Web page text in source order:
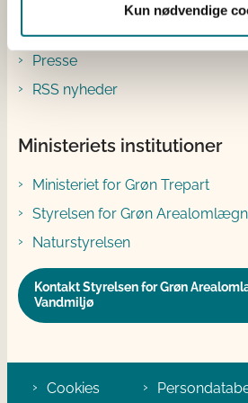
Kun nødvendige
Abonnér
Presse
RSS nyheder
Ministeriets institutioner
Ministeriet for Grøn Trepart
Styrelsen for Grøn
Naturstyrelsen
Kontakt Styrelsen for Grøn
Vandmiljø
Cookies